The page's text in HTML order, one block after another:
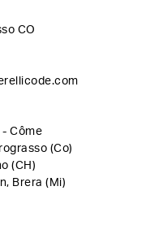
CO
Côme
(Co)
(CH)
Brera (Mi)